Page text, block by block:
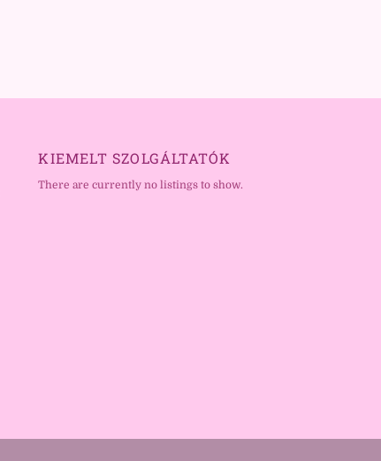
KIEMELT SZOLGÁLTATÓK
There are currently no listings to show.